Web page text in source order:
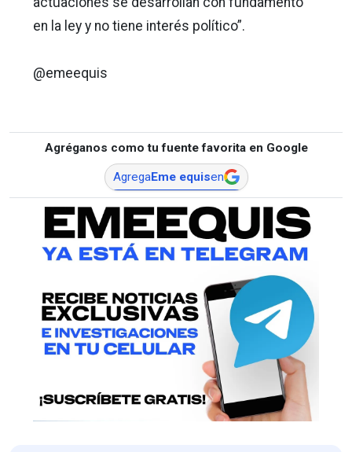
en la ley y no tiene interés político”.
@emeequis
Agréganos como tu fuente favorita en Google
AgregaEme equisen